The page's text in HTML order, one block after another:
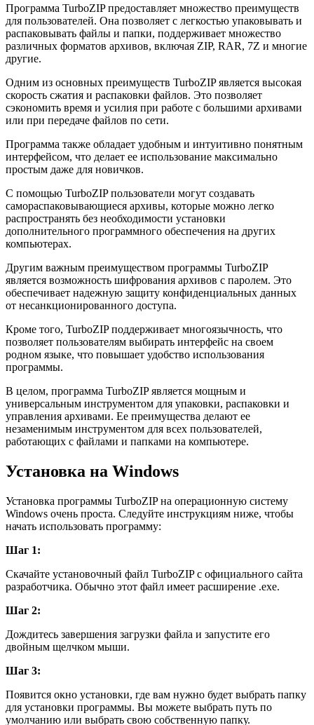
Программа TurboZIP предоставляет множество преимуществ
для пользователей. Она позволяет с легкостью упаковывать и
распаковывать файлы и папки, поддерживает множество
различных форматов архивов, включая ZIP, RAR, 7Z и многие
другие.
Одним из основных преимуществ TurboZIP является высокая
скорость сжатия и распаковки файлов. Это позволяет
сэкономить время и усилия при работе с большими архивами
или при передаче файлов по сети.
Программа также обладает удобным и интуитивно понятным
интерфейсом, что делает ее использование максимально
простым даже для новичков.
С помощью TurboZIP пользователи могут создавать
самораспаковывающиеся архивы, которые можно легко
распространять без необходимости установки
дополнительного программного обеспечения на других
компьютерах.
Другим важным преимуществом программы TurboZIP
является возможность шифрования архивов с паролем. Это
обеспечивает надежную защиту конфиденциальных данных
от несанкционированного доступа.
Кроме того, TurboZIP поддерживает многоязычность, что
позволяет пользователям выбирать интерфейс на своем
родном языке, что повышает удобство использования
программы.
В целом, программа TurboZIP является мощным и
универсальным инструментом для упаковки, распаковки и
управления архивами. Ее преимущества делают ее
незаменимым инструментом для всех пользователей,
работающих с файлами и папками на компьютере.
Установка на Windows
Установка программы TurboZIP на операционную систему
Windows очень проста. Следуйте инструкциям ниже, чтобы
начать использовать программу:
Шаг 1:
Скачайте установочный файл TurboZIP с официального сайта
разработчика. Обычно этот файл имеет расширение .exe.
Шаг 2:
Дождитесь завершения загрузки файла и запустите его
двойным щелчком мыши.
Шаг 3:
Появится окно установки, где вам нужно будет выбрать папку
для установки программы. Вы можете выбрать путь по
умолчанию или выбрать свою собственную папку.